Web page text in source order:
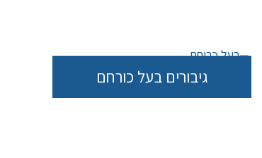
גיבורים בעל כורחם